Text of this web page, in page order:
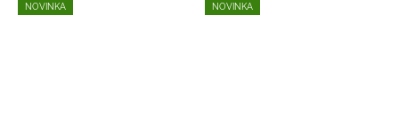
NOVINKA NOVINKA